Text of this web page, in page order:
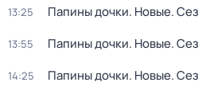
13:25 Папины дочки. Новые.
13:55 Папины дочки. Новые.
14:25 Папины дочки. Новые.